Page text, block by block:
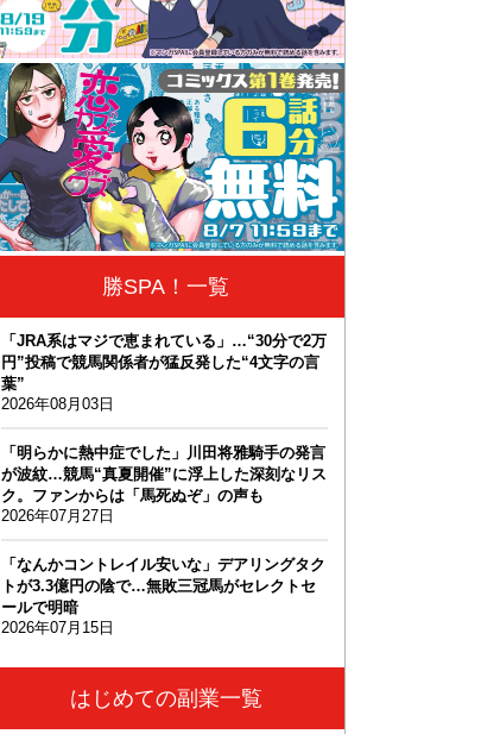
勝SPA！一覧
「JRA系はマジで恵まれている」…“30分で2万
円”投稿で競馬関係者が猛反発した“4文字の言
葉”
2026年08月03日
「明らかに熱中症でした」川田将雅騎手の発言
が波紋…競馬“真夏開催”に浮上した深刻なリス
ク。ファンからは「馬死ぬぞ」の声も
2026年07月27日
「なんかコントレイル安いな」デアリングタク
トが3.3億円の陰で…無敗三冠馬がセレクトセ
ールで明暗
2026年07月15日
はじめての副業一覧